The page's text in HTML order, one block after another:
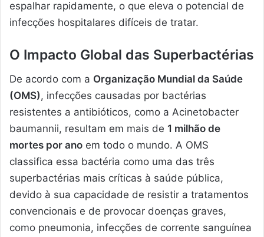
espalhar rapidamente, o que eleva o potencial de
infecções hospitalares difíceis de tratar.
O Impacto Global das Superbactérias
De acordo com a Organização Mundial da Saúde
(OMS), infecções causadas por bactérias
resistentes a antibióticos, como a Acinetobacter
baumannii, resultam em mais de 1 milhão de
mortes por ano em todo o mundo. A OMS
classifica essa bactéria como uma das três
superbactérias mais críticas à saúde pública,
devido à sua capacidade de resistir a tratamentos
convencionais e de provocar doenças graves,
como pneumonia, infecções de corrente sanguínea